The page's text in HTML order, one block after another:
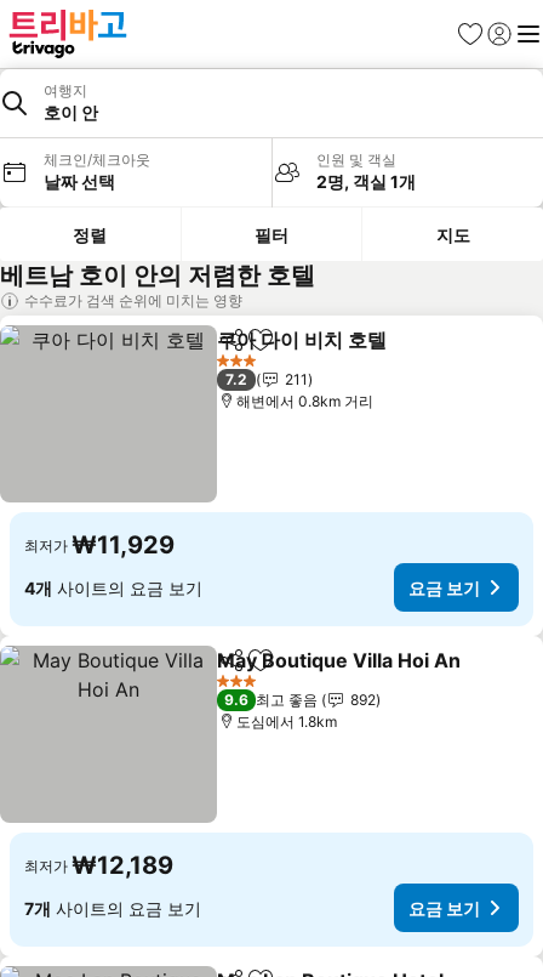
즐겨찾기
로그인
메
여행지
호이 안
체크인/체크아웃
날짜 선택
인원 및 객실
2명, 객실 1개
정렬 필터 지도
베트남 호이 안의 저렴한 호텔
수수료가 검색 순위에 미치는 영향
공유 즐겨찾기에 추가
쿠아 다이 비치 호텔
3 성급
7.2
211
해변에서 0.8km 거리
최저가 ₩11,929
4개 사이트의 요금 보기 요금 보기
공유 즐겨찾기에 추가
May Boutique Villa Hoi An
3 성급
9.6 최고 좋음
892
도심에서 1.8km
최저가 ₩12,189
7개 사이트의 요금 보기 요금 보기